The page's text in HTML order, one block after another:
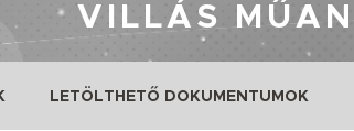
VILLÁS
LETÖLTHETŐ DOKUMENTUMOK